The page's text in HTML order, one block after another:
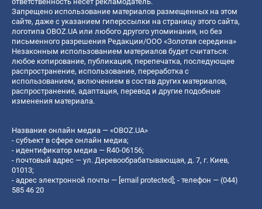
Запрещено использование материалов размещенных на этом
сайте, даже с указанием гиперссылки на страницу этого сайта,
логотипа OBOZ.UA или любого другого упоминания, но без
письменного разрешения Редакции/ООО «Золотая середина»
Незаконным использованием материалов будет считаться:
любое копирование, публикация, перепечатка, последующее
распространение, использование, переработка с
использованием, включением в состав других материалов,
распространение, адаптация, перевод и другие подобные
изменения материала.
Название онлайн медиа — «OBOZ.UA»
- субъект в сфере онлайн медиа;
- идентификатор медиа — R40-06156;
- почтовый адрес — ул. Деревообрабатывающая, д. 7, г. Киев,
01013;
- адрес электронной почты — [email protected] ; - телефон — (044)
585 46 20